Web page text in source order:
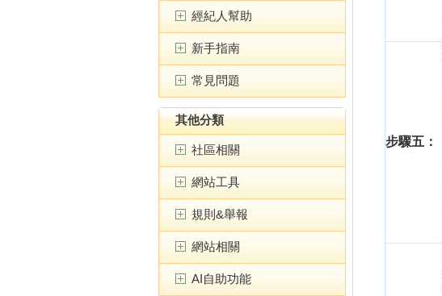
步驟五：
經紀人幫助
新手指南
常見問題
其他分類
社區相關
網站工具
規則&舉報
網站相關
AI自助功能